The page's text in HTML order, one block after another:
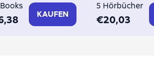
KAUFEN
5 Hörbücher
€20,03